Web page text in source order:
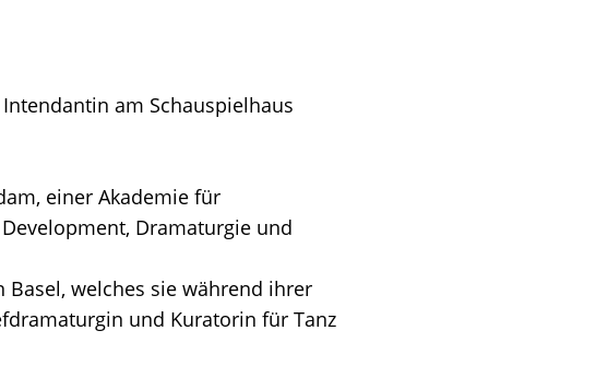
am Schauspielhaus
einer Akademie für
Dramaturgie und
Basel, welches sie während ihrer
und Kuratorin für Tanz